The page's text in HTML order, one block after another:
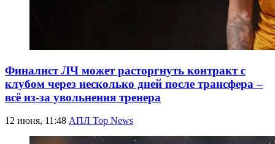
Финалист ЛЧ может расторгнуть контракт с
клубом через несколько дней после трансфера –
всё из-за увольнения тренера
12 июня, 11:48 АПЛ Top News